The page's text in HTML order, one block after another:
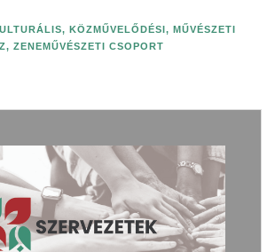
KÖZMŰVELŐDÉSI, MŰVÉSZETI
, ZENEMŰVÉSZETI CSOPORT